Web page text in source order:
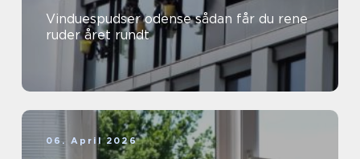
Vinduespudser odense sådan får du rene
ruder året rundt
06. April 2026